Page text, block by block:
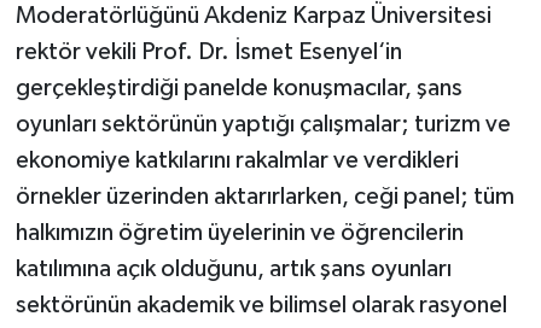
Moderatörlüğünü Akdeniz Karpaz Üniversitesi
rektör vekili Prof. Dr. İsmet Esenyel‘in
gerçekleştirdiği panelde konuşmacılar, şans
oyunları sektörünün yaptığı çalışmalar; turizm ve
ekonomiye katkılarını rakalmlar ve verdikleri
örnekler üzerinden aktarırlarken, ceği panel; tüm
halkımızın öğretim üyelerinin ve öğrencilerin
katılımına açık olduğunu, artık şans oyunları
sektörünün akademik ve bilimsel olarak rasyonel